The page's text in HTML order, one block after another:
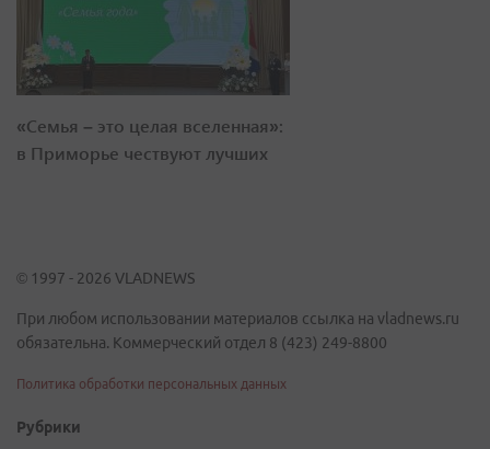
«Семья – это целая вселенная»:
в Приморье чествуют лучших
© 1997 - 2026 VLADNEWS
При любом использовании материалов ссылка на vladnews.ru
обязательна. Коммерческий отдел 8 (423) 249-8800
Политика обработки персональных данных
Рубрики